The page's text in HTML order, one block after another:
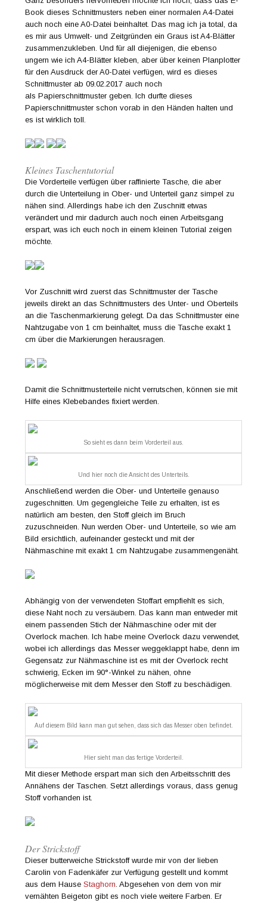
Book dieses Schnittmusters neben einer normalen A4-Datei
auch noch eine A0-Datei beinhaltet. Das mag ich ja total, da
es mir aus Umwelt- und Zeitgründen ein Graus ist A4-Blätter
zusammenzukleben. Und für all diejenigen, die ebenso
ungern wie ich A4-Blätter kleben, aber über keinen Planplotter
für den Ausdruck der A0-Datei verfügen, wird es dieses
Schnittmuster ab 09.02.2017 auch noch
als Papierschnittmuster geben. Ich durfte dieses
Papierschnittmuster schon vorab in den Händen halten und
es ist wirklich toll.
Kleines Taschentutorial
Die Vorderteile verfügen über raffinierte Tasche, die aber
durch die Unterteilung in Ober- und Unterteil ganz simpel zu
nähen sind. Allerdings habe ich den Zuschnitt etwas
verändert und mir dadurch auch noch einen Arbeitsgang
erspart, was ich euch noch in einem kleinen Tutorial zeigen
möchte.
Vor Zuschnitt wird zuerst das Schnittmuster der Tasche
jeweils direkt an das Schnittmusters des Unter- und Oberteils
an die Taschenmarkierung gelegt. Da das Schnittmuster eine
Nahtzugabe von 1 cm beinhaltet, muss die Tasche exakt 1
cm über die Markierungen herausragen.
Damit die Schnittmusterteile nicht verrutschen, können sie mit
Hilfe eines Klebebandes fixiert werden.
So sieht es dann beim Vorderteil aus.
Und hier noch die Ansicht des Unterteils.
Anschließend werden die Ober- und Unterteile genauso
zugeschnitten. Um gegengleiche Teile zu erhalten, ist es
natürlich am besten, den Stoff gleich im Bruch
zuzuschneiden. Nun werden Ober- und Unterteile, so wie am
Bild ersichtlich, aufeinander gesteckt und mit der
Nähmaschine mit exakt 1 cm Nahtzugabe zusammengenäht.
Abhängig von der verwendeten Stoffart empfiehlt es sich,
diese Naht noch zu versäubern. Das kann man entweder mit
einem passenden Stich der Nähmaschine oder mit der
Overlock machen. Ich habe meine Overlock dazu verwendet,
wobei ich allerdings das Messer weggeklappt habe, denn im
Gegensatz zur Nähmaschine ist es mit der Overlock recht
schwierig, Ecken im 90°-Winkel zu nähen, ohne
möglicherweise mit dem Messer den Stoff zu beschädigen.
Auf diesem Bild kann man gut sehen, dass sich das Messer oben befindet.
Hier sieht man das fertige Vorderteil.
Mit dieser Methode erspart man sich den Arbeitsschritt des
Annähens der Taschen. Setzt allerdings voraus, dass genug
Stoff vorhanden ist.
Der Strickstoff
Dieser butterweiche Strickstoff wurde mir von der lieben
Carolin von Fadenkäfer zur Verfügung gestellt und kommt
aus dem HauseStaghorn. Abgesehen von dem von mir
vernähten Beigeton gibt es noch viele weitere Farben. Er